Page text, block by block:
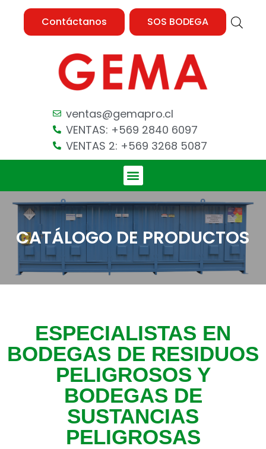
Contáctanos SOS BODEGA
ventas@gemapro.cl
VENTAS: +569 2840 6097
VENTAS 2: +569 3268 5087
CATÁLOGO DE PRODUCTOS
ESPECIALISTAS EN
BODEGAS DE RESIDUOS
PELIGROSOS Y
BODEGAS DE
SUSTANCIAS
PELIGROSAS